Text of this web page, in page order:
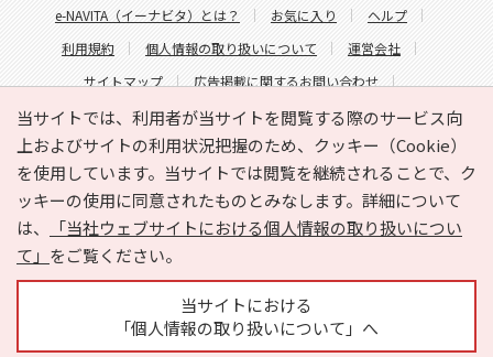
当サイトでは、利用者が当サイトを閲覧する際のサービス向
上およびサイトの利用状況把握のため、クッキー（Cookie）
を使用しています。当サイトでは閲覧を継続されることで、ク
ッキーの使用に同意されたものとみなします。詳細について
は、
「当社ウェブサイトにおける個人情報の取り扱いについ
て」 をご覧ください。
当サイトにおける
「個人情報の取り扱いについて」へ
e-NAVITA（イーナビタ）とは？ お気に入り
ヘルプ
利用規約
個人情報の取り扱いについて
運営会社
サイトマップ
広告掲載に関するお問い合わせ
サイトの内容に関するお問い合わせ
Copyright © HYOJITO.Co.,Ltd. All Rights Reserved.